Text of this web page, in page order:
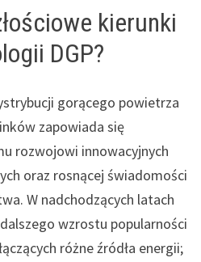
kierunki
DGP?
gorącego powietrza
zapowiada się
rozwojowi innowacyjnych
oraz rosnącej świadomości
W nadchodzących latach
wzrostu popularności
różne źródła energii;